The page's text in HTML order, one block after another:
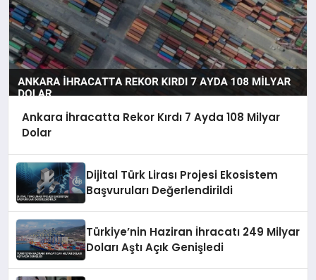
Ankara İhracatta Rekor Kırdı 7 Ayda 108 Milyar
Dolar
Dijital Türk Lirası Projesi Ekosistem
Başvuruları Değerlendirildi
Türkiye’nin Haziran İhracatı 249 Milyar
Doları Aştı Açık Genişledi